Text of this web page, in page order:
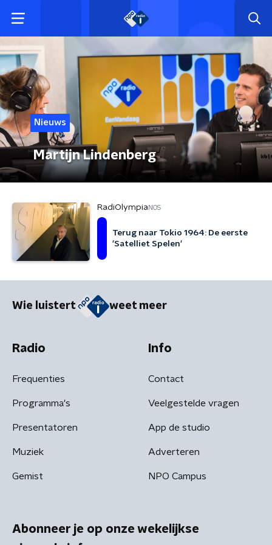
Nieuws
Martijn Lindenberg
RadiOlympiaNOS
Terug naar Tokio 1964: De eerste
'Satelliet Spelen'
Wie luistert weet meer
Radio
Frequenties
Programma's
Presentatoren
Muziek
Gemist
Info
Contact
Veelgestelde vragen
App de studio
Adverteren
NPO Campus
Abonneer je op onze wekelijkse